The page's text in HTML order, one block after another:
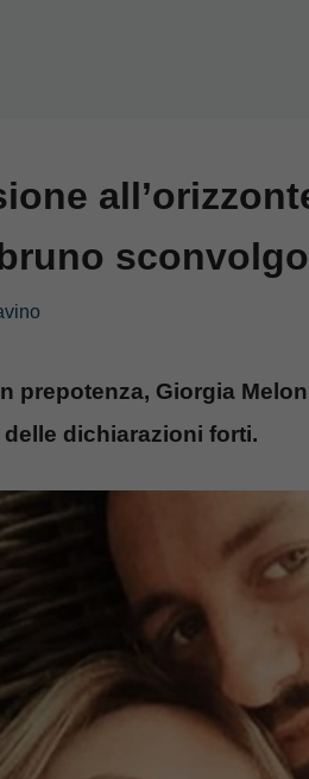
prepotenza, Giorgia
dichiarazioni forti.